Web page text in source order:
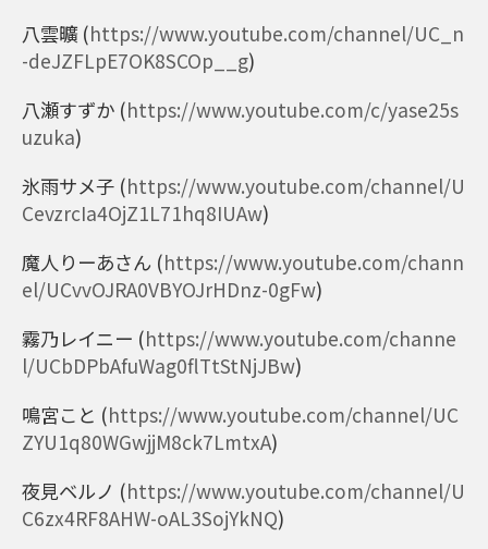
八雲曠 (https://www.youtube.com/channel/UC_n
-deJZFLpE7OK8SCOp__g)
八瀬すずか (https://www.youtube.com/c/yase25s
uzuka)
氷雨サメ子 (https://www.youtube.com/channel/U
CevzrcIa4OjZ1L71hq8IUAw)
魔人りーあさん (https://www.youtube.com/chann
el/UCvvOJRA0VBYOJrHDnz-0gFw)
霧乃レイニー (https://www.youtube.com/channe
l/UCbDPbAfuWag0flTtStNjJBw)
鳴宮こと (https://www.youtube.com/channel/UC
ZYU1q80WGwjjM8ck7LmtxA)
夜見ベルノ (https://www.youtube.com/channel/U
C6zx4RF8AHW-oAL3SojYkNQ)